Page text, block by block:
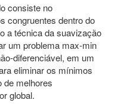
consiste no
congruentes dentro do
a técnica da suavização
um problema max-min
diferenciável, em um
eliminar os mínimos
de melhores
global.